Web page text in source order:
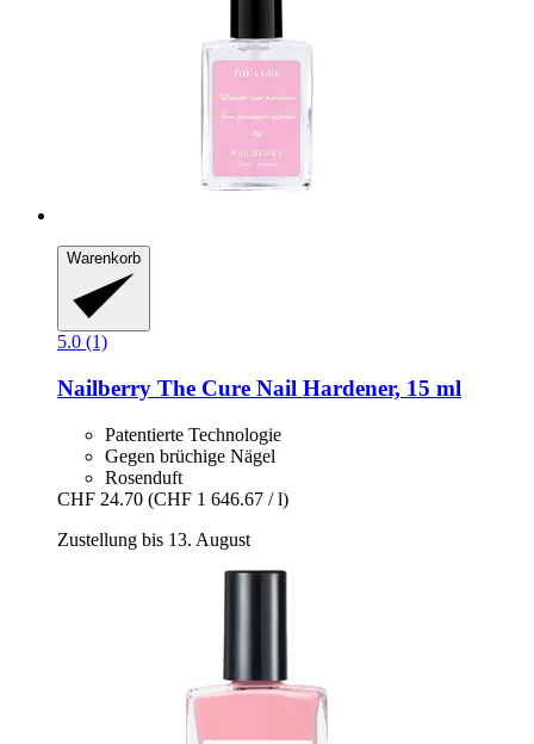
Warenkorb
5.0 (1)
Nailberry The Cure Nail Hardener, 15 ml
Patentierte Technologie
Gegen brüchige Nägel
Rosenduft
CHF 24.70 (CHF 1 646.67 / l)
Zustellung bis 13. August